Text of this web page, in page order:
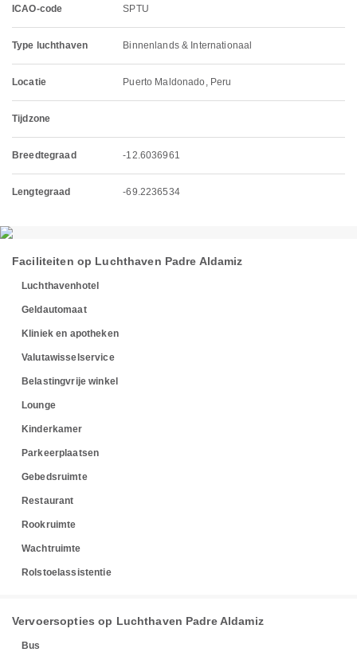
ICAO-code SPTU
Type luchthaven Binnenlands & Internationaal
Locatie Puerto Maldonado, Peru
Tijdzone
Breedtegraad -12.6036961
Lengtegraad -69.2236534
Faciliteiten op Luchthaven Padre Aldamiz
Luchthavenhotel
Geldautomaat
Kliniek en apotheken
Valutawisselservice
Belastingvrije winkel
Lounge
Kinderkamer
Parkeerplaatsen
Gebedsruimte
Restaurant
Rookruimte
Wachtruimte
Rolstoelassistentie
Vervoersopties op Luchthaven Padre Aldamiz
Bus